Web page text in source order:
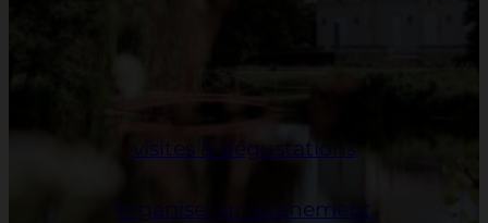
visites & dégustations
organiser un événement